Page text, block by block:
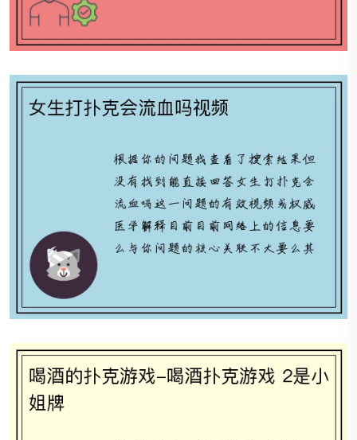
喝酒的扑克游戏-喝酒扑克游戏 2是小姐牌